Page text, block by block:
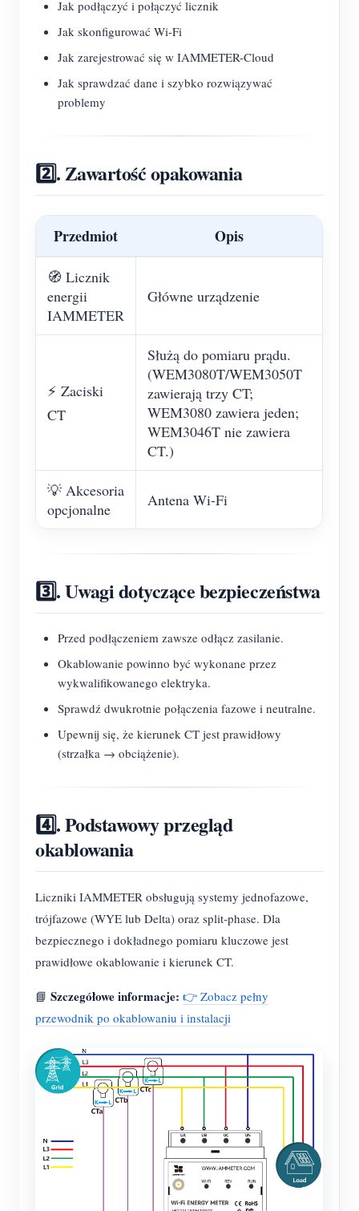
Jak podłączyć i połączyć licznik
Jak skonfigurować Wi-Fi
Jak zarejestrować się w IAMMETER-Cloud
Jak sprawdzać dane i szybko rozwiązywać
problemy
2️⃣. Zawartość opakowania
Przedmiot Opis
🧭 Licznik
energii
IAMMETER
Główne urządzenie
⚡ Zaciski
CT
Służą do pomiaru prądu.
(WEM3080T/WEM3050T
zawierają trzy CT;
WEM3080 zawiera jeden;
WEM3046T nie zawiera
CT.)
💡 Akcesoria
opcjonalne
Antena Wi-Fi
3️⃣. Uwagi dotyczące bezpieczeństwa
Przed podłączeniem zawsze odłącz zasilanie.
Okablowanie powinno być wykonane przez
wykwalifikowanego elektryka.
Sprawdź dwukrotnie połączenia fazowe i neutralne.
Upewnij się, że kierunek CT jest prawidłowy
(strzałka → obciążenie).
4️⃣. Podstawowy przegląd
okablowania
Liczniki IAMMETER obsługują systemy jednofazowe,
trójfazowe (WYE lub Delta) oraz split-phase. Dla
bezpiecznego i dokładnego pomiaru kluczowe jest
prawidłowe okablowanie i kierunek CT.
📘 Szczegółowe informacje: 👉 Zobacz pełny
przewodnik po okablowaniu i instalacji